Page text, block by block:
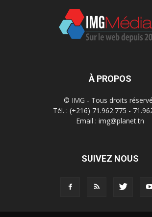
À PROPOS
© IMG - Tous droits
Tél. : (+216) 71.962.775 -
Email : img@planet.tn
SUIVEZ NOUS